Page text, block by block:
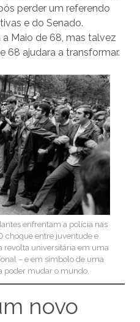
perder um referendo
e do Senado.
Maio de 68, mas talvez
68 ajudara a transformar.
enfrentam a polícia nas
choque entre juventude e
revolta universitária em uma
– e em símbolo de uma
poder mudar o mundo.
novo